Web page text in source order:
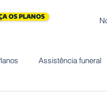
OS PLANOS
Assistência funeral